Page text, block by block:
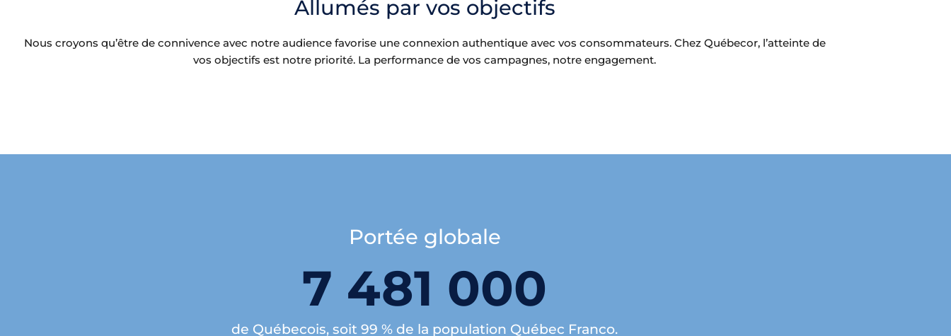
Allumés par vos objectifs
Nous croyons qu’être de connivence avec notre audience favorise une connexion authentique avec vos consommateurs. Chez Québecor, l’atteinte de
vos objectifs est notre priorité. La performance de vos campagnes, notre engagement.
Portée globale
de Québecois, soit 99 % de la population Québec Franco.
7 481 000